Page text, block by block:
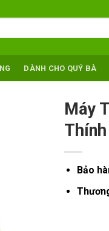
DÀNH CHO QUÝ BÀ
Máy
Bảo